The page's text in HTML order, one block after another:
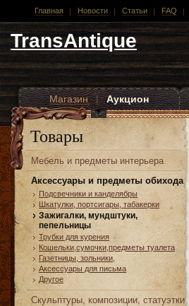
Главная Новости Статьи FAQ
TransAntique
Магазин | Аукцион
Другие стили
Товары
Мебель и предметы интерьера
Аксессуары и предметы обихода
Подсвечники и канделябры
Шкатулки, портсигары, табакерки
Зажигалки, мундштуки,
пепельницы
Трубки для курения
Кошельки,сумочки,предметы туалета
Газетницы, зольники,
Аксессуары для письма
Другое
Скульптуры, композиции, статуэтки